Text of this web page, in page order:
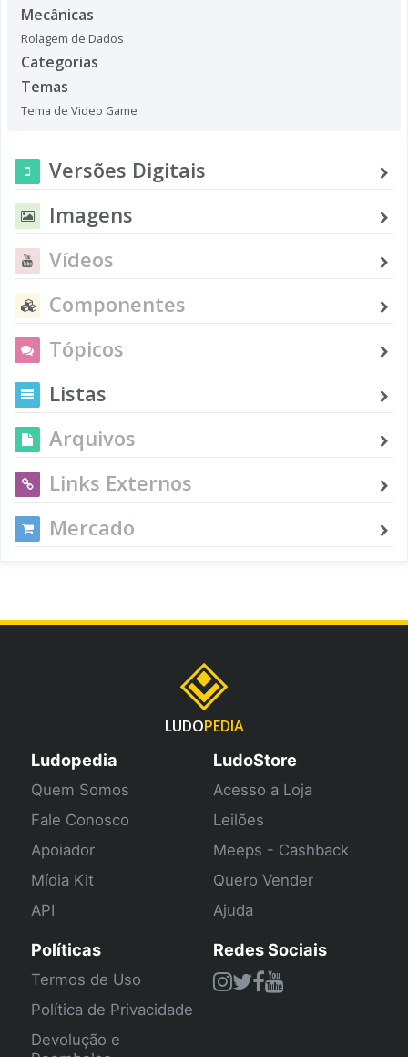
Mecânicas
Rolagem de Dados
Categorias
Temas
Tema de Video Game
Versões Digitais
Imagens
Vídeos
Componentes
Tópicos
Listas
Arquivos
Links Externos
Mercado
LUDOPEDIA
Ludopedia
Quem Somos
Fale Conosco
Apoiador
Mídia Kit
API
LudoStore
Acesso a Loja
Leilões
Meeps - Cashback
Quero Vender
Ajuda
Políticas
Termos de Uso
Política de Privacidade
Devolução e
Redes Sociais